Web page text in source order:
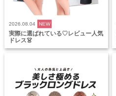
2026.08.04 NEW
実際に選ばれている♡レビュー人気
ドレス👗